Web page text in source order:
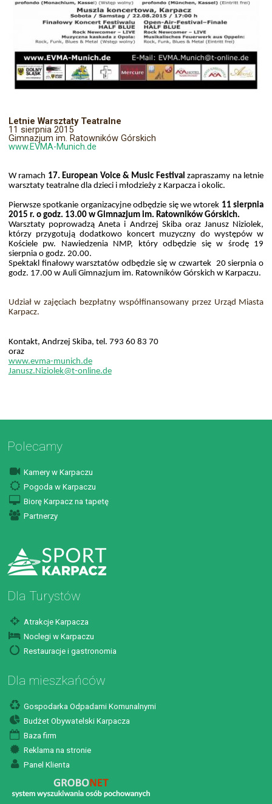
Letnie Warsztaty Teatralne
11 sierpnia 2015
Gimnazjum im. Ratowników Górskich
www.EVMA-Munich.de
W ramach 17. European Voice & Music Festival zapraszamy na letnie
warsztaty teatralne dla dzieci i młodzieży z Karpacza i okolic.
Pierwsze spotkanie organizacyjne odbędzie się we wtorek 11 sierpnia
2015 r. o godz. 13.00 w Gimnazjum im. Ratowników Górskich.
Warsztaty poprowadzą Aneta i Andrzej Skiba oraz Janusz Niziolek,
którzy przygotują dodatkowo koncert muzyczny do występów w
Kościele pw. Nawiedzenia NMP, który odbędzie się w środę 19
sierpnia o godz. 20.00.
Spektakl finałowy warsztatów odbędzie się w czwartek 20 sierpnia o
godz. 17.00 w Auli Gimnazjum im. Ratowników Górskich w Karpaczu.
Udział w zajęciach bezpłatny współfinansowany przez Urząd Miasta
Karpacz.
Kontakt, Andrzej Skiba, tel. 793 60 83 70
oraz
www.evma-munich.de
Janusz.Niziolek@t-online.de
Polecamy
Kamery w Karpaczu
Pogoda w Karpaczu
Biorę Karpacz na tapetę
Partnerzy
Dla Turystów
Atrakcje Karpacza
Noclegi w Karpaczu
Restauracje i gastronomia
Dla mieszkańców
Gospodarka Odpadami Komunalnymi
Budżet Obywatelski Karpacza
Baza firm
Reklama na stronie
Panel Klienta